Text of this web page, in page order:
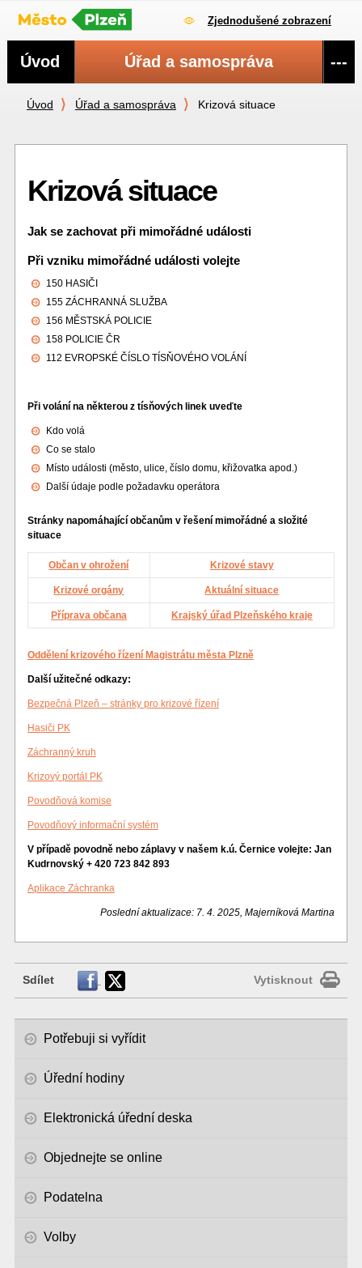
Zjednodušené zobrazení
Úvod Úřad a samospráva Krizová situace
Krizová situace
Jak se zachovat při mimořádné události
Při vzniku mimořádné události volejte
150 HASIČI
155 ZÁCHRANNÁ SLUŽBA
156 MĚSTSKÁ POLICIE
158 POLICIE ČR
112 EVROPSKÉ ČÍSLO TÍSŇOVÉHO VOLÁNÍ
Při volání na některou z tísňových linek uveďte
Kdo volá
Co se stalo
Místo události (město, ulice, číslo domu, křižovatka apod.)
Další údaje podle požadavku operátora
Stránky napomáhající občanům v řešení mimořádné a složité
situace
Občan v ohrožení Krizové stavy
Krizové orgány Aktuální situace
Příprava občana Krajský úřad Plzeňského kraje
Oddělení krizového řízení Magistrátu města Plzně
Další užitečné odkazy:
Bezpečná Plzeň – stránky pro krizové řízení
Hasiči PK
Záchranný kruh
Krizový portál PK
Povodňová komise
Povodňový informační systém
V případě povodně nebo záplavy v našem k.ú. Černice volejte: Jan
Kudrnovský + 420 723 842 893
Aplikace Záchranka
Poslední aktualizace: 7. 4. 2025, Majerníková Martina
Sdílet Vytisknout
Potřebuji si vyřídit
Úřední hodiny
Elektronická úřední deska
Objednejte se online
Podatelna
Volby
Navigace
Úvod Úřad a samospráva ---